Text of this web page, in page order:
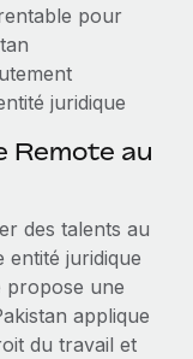
de
pour
juridique
Remote au
des talents au
entité juridique
propose une
applique
du travail et